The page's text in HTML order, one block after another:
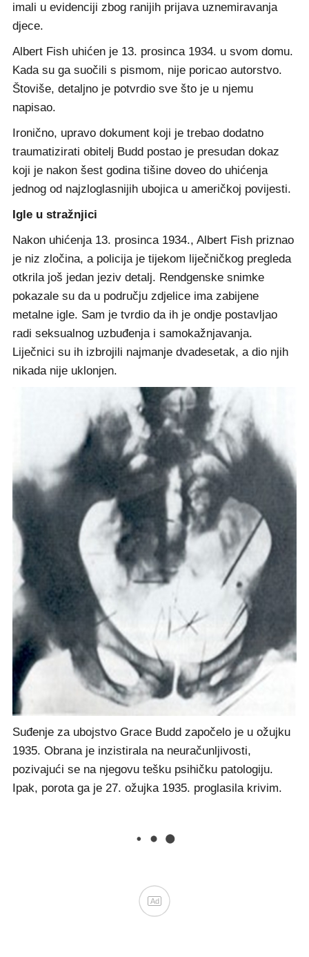
imali u evidenciji zbog ranijih prijava uznemiravanja
djece.
Albert Fish uhićen je 13. prosinca 1934. u svom domu.
Kada su ga suočili s pismom, nije poricao autorstvo.
Štoviše, detaljno je potvrdio sve što je u njemu
napisao.
Ironično, upravo dokument koji je trebao dodatno
traumatizirati obitelj Budd postao je presudan dokaz
koji je nakon šest godina tišine doveo do uhićenja
jednog od najzloglasnijih ubojica u američkoj povijesti.
Igle u stražnjici
Nakon uhićenja 13. prosinca 1934., Albert Fish priznao
je niz zločina, a policija je tijekom liječničkog pregleda
otkrila još jedan jeziv detalj. Rendgenske snimke
pokazale su da u području zdjelice ima zabijene
metalne igle. Sam je tvrdio da ih je ondje postavljao
radi seksualnog uzbuđenja i samokažnjavanja.
Liječnici su ih izbrojili najmanje dvadesetak, a dio njih
nikada nije uklonjen.
Rendgenska snimka Fishove zdjelice i međice, uvedena kao
dokaz na njegovu suđenju, koja prikazuje više od dvadeset
samostalno zabijenih igala u njegovo tijelo.
Suđenje za ubojstvo Grace Budd započelo je u ožujku
1935. Obrana je inzistirala na neuračunljivosti,
pozivajući se na njegovu tešku psihičku patologiju.
Ipak, porota ga je 27. ožujka 1935. proglasila krivim.
Ad